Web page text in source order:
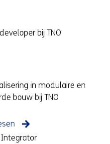
bij TNO
in modulaire en
bouw bij TNO
Integrator